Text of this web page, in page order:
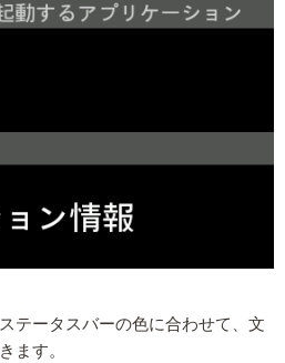
テータスバーの色に合わせて、文
ます。